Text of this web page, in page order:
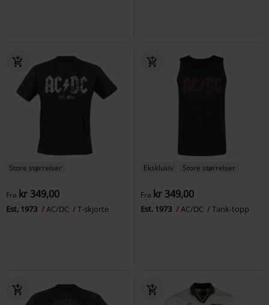
Store størrelser
Fra kr 349,00
Est, 1973 AC/DC T-skjorte
Eksklusiv Store størrelser
Fra kr 349,00
Est. 1973 AC/DC Tank-topp